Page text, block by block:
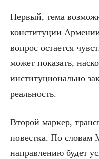
Первый, тема
конституции
вопрос остается
может показать,
институционально
реальность.
Второй маркер,
повестка. По словам
направлению будет